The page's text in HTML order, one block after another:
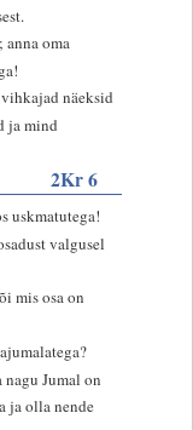
oma
näeksid
ja mind
2Kr 6
uskmatutega!
valgusel
mis osa on
Jumal on
ja olla nende